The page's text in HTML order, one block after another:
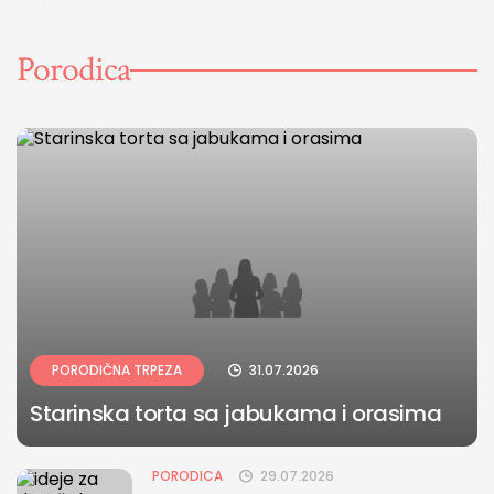
Porodica
PORODIČNA TRPEZA 31.07.2026
Starinska torta sa jabukama i orasima
PORODICA 29.07.2026